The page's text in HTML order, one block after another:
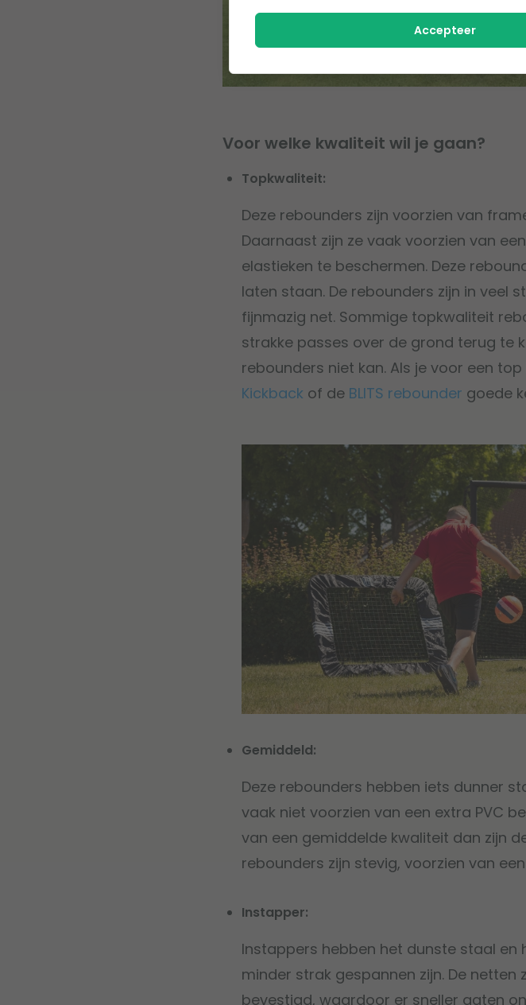
Voor welke kwaliteit wil je gaan?
Topkwaliteit:
Deze rebounders zijn voorzien van
Daarnaast zijn ze vaak voorzien van
elastieken te beschermen. Deze
laten staan. De rebounders zijn in veel
fijnmazig net. Sommige topkwaliteit
strakke passes over de grond terug te
rebounders niet kan. Als je voor een
Kickback of de BLITS rebounder goede
Gemiddeld:
Deze rebounders hebben iets dunner
vaak niet voorzien van een extra PVC
van een gemiddelde kwaliteit dan zijn
rebounders zijn stevig, voorzien van
Instapper:
Instappers hebben het dunste staal
minder strak gespannen zijn. De
bevestigd, waardoor er sneller gaten
Accepteer